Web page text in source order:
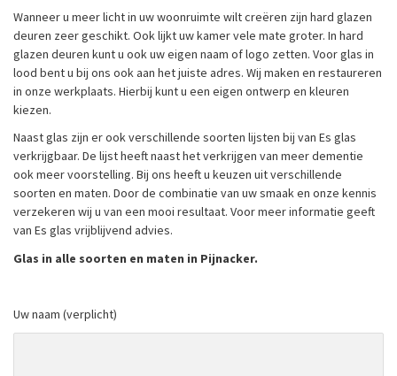
Wanneer u meer licht in uw woonruimte wilt creëren zijn hard glazen
deuren zeer geschikt. Ook lijkt uw kamer vele mate groter. In hard
glazen deuren kunt u ook uw eigen naam of logo zetten. Voor glas in
lood bent u bij ons ook aan het juiste adres. Wij maken en restaureren
in onze werkplaats. Hierbij kunt u een eigen ontwerp en kleuren
kiezen.
Naast glas zijn er ook verschillende soorten lijsten bij van Es glas
verkrijgbaar. De lijst heeft naast het verkrijgen van meer dementie
ook meer voorstelling. Bij ons heeft u keuzen uit verschillende
soorten en maten. Door de combinatie van uw smaak en onze kennis
verzekeren wij u van een mooi resultaat. Voor meer informatie geeft
van Es glas vrijblijvend advies.
Glas in alle soorten en maten in Pijnacker.
Uw naam (verplicht)